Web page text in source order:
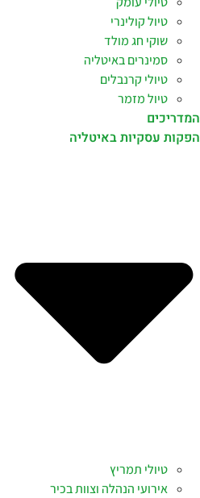
טיול קולינרי
שוקי חג מולד
סמינרים באיטליה
טיולי קרנבלים
טיול מזמר
המדריכים
הפקות עסקיות באיטליה
טיולי תמריץ
אירועי הנהלה וצוות בכיר